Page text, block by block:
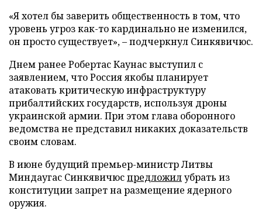
«Я хотел бы заверить общественность в том, что
уровень угроз как-то кардинально не изменился,
он просто существует», – подчеркнул Синкявичюс.
Днем ранее Робертас Каунас выступил с
заявлением, что Россия якобы планирует
атаковать критическую инфраструктуру
прибалтийских государств, используя дроны
украинской армии. При этом глава оборонного
ведомства не представил никаких доказательств
своим словам.
В июне будущий премьер-министр Литвы
Миндаугас Синкявичюспредложилубрать из
конституции запрет на размещение ядерного
оружия.